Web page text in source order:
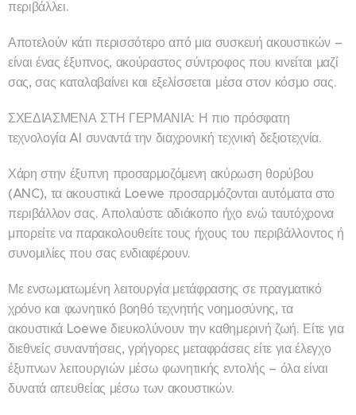
περιβάλλει.
Αποτελούν κάτι περισσότερο από μια συσκευή ακουστικών –
είναι ένας έξυπνος, ακούραστος σύντροφος που κινείται μαζί
σας, σας καταλαβαίνει και εξελίσσεται μέσα στον κόσμο σας.
ΣΧΕΔΙΑΣΜΕΝΑ ΣΤΗ ΓΕΡΜΑΝΙΑ: Η πιο πρόσφατη
τεχνολογία AI συναντά την διαχρονική τεχνική δεξιοτεχνία.
Χάρη στην έξυπνη προσαρμοζόμενη ακύρωση θορύβου
(ANC), τα ακουστικά Loewe προσαρμόζονται αυτόματα στο
περιβάλλον σας. Απολαύστε αδιάκοπο ήχο ενώ ταυτόχρονα
μπορείτε να παρακολουθείτε τους ήχους του περιβάλλοντος ή
συνομιλίες που σας ενδιαφέρουν.
Με ενσωματωμένη λειτουργία μετάφρασης σε πραγματικό
χρόνο και φωνητικό βοηθό τεχνητής νοημοσύνης, τα
ακουστικά Loewe διευκολύνουν την καθημερινή ζωή. Είτε για
διεθνείς συναντήσεις, γρήγορες μεταφράσεις είτε για έλεγχο
έξυπνων λειτουργιών μέσω φωνητικής εντολής – όλα είναι
δυνατά απευθείας μέσω των ακουστικών.